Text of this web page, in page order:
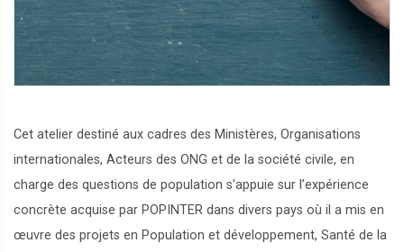
Cet atelier destiné aux cadres des Ministères, Organisations
internationales, Acteurs des ONG et de la société civile, en
charge des questions de population s’appuie sur l’expérience
concrète acquise par POPINTER dans divers pays où il a mis en
œuvre des projets en Population et développement, Santé de la